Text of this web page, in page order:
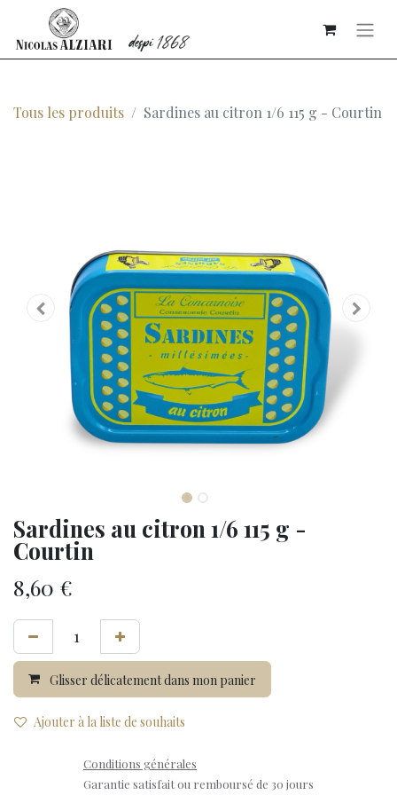
Tous les produits Sardines au citron 1/6 115 g - Courtin
Sardines au citron 1/6 115 g -
Courtin
8,60 €
Glisser délicatement dans mon panier
Ajouter à la liste de souhaits
Conditions générales
Garantie satisfait ou remboursé de 30 jours